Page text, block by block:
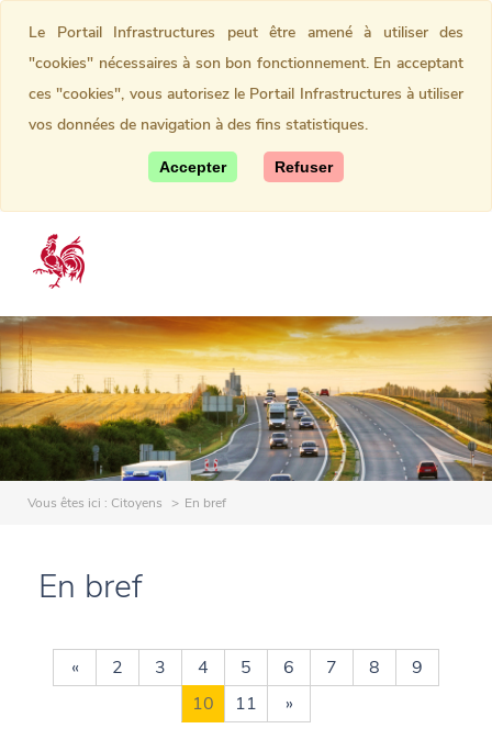
Vous êtes ici : Citoyens En bref
En bref
« 2 3 4 5 6 7 8
9
10
11 »
Le Portail Infrastructures peut être amené à utiliser des
"cookies" nécessaires à son bon fonctionnement. En acceptant
ces "cookies", vous autorisez le Portail Infrastructures à utiliser
vos données de navigation à des fins statistiques.
Accepter Refuser